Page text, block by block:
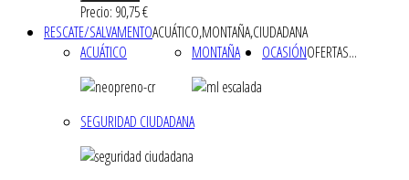
Precio: 90,75 €
RESCATE/SALVAMENTOACUÁTICO,MONTAÑA,CIUDADANA
ACUÁTICO
MONTAÑA
SEGURIDAD CIUDADANA
OCASIÓNOFERTAS...